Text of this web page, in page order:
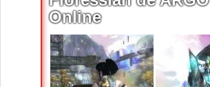
Online